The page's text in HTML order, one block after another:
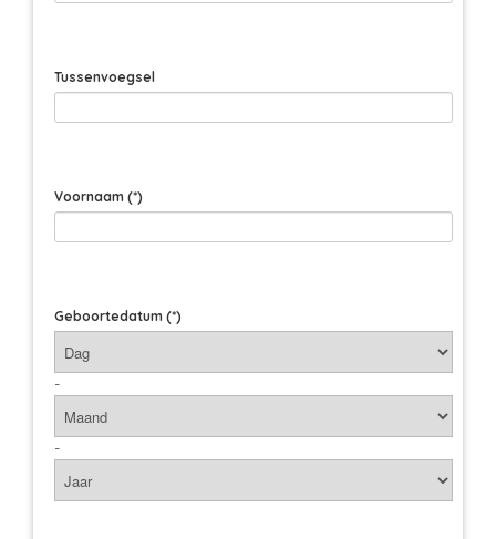
Tussenvoegsel
Voornaam (*)
Geboortedatum (*)
-
-